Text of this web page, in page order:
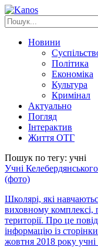
Новини
Політика
Економіка
Культура
Кримінал
Актуально
Погляд
Інтерактив
Життя ОТГ
Пошук по тегу: учні
Учні
(фото)
Школярі, які
виховному комплексі,
території. Про це
інформацію із
жовтня 2018 року учні